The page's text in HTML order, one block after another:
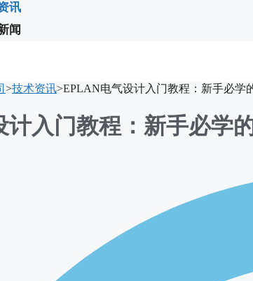
讯
闻
>技术资讯>EPLAN电气设计入门教程：新手必学
计入门教程：新手必学